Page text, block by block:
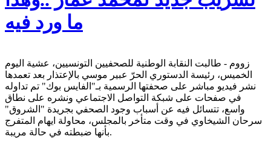
ما ورد فيه
زووم - طالبت النقابة الوطنية للصحفيين التونسيين، عشية اليوم
الخميس، رئيسة الدستوري الحرّ عبير موسي بالإعتذار بعد تعمدها
نشر فيديو مباشر على صحفتها الرسمية بـ"الفايس بوك" تم تداوله
في صفحات على شبكة التواصل الاجتماعي ونشره على نطاق
واسع، تتسائل فيه عن أسباب وجود الصحفي بجريدة "الشروق"
سرحان الشيخاوي في وقت متأخر بالمجلس، محاولة ايهام المتفرج
بأنها ضبطته في حالة مريبة.